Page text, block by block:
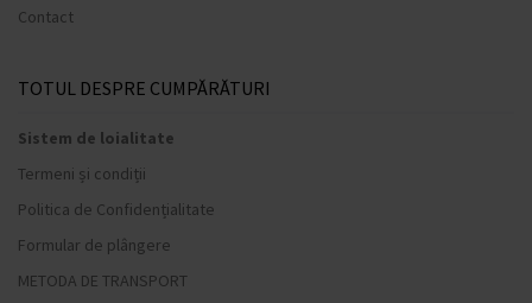
Contact
TOTUL DESPRE CUMPĂRĂTURI
Sistem de loialitate
Termeni și condiții
Politica de Confidențialitate
Formular de plângere
METODA DE TRANSPORT